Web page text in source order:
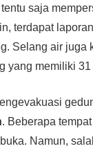
saja
terdapat
Selang air juga
yang memiliki
. Beberapa
Namun,